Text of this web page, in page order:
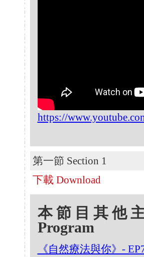
https://
第一節 Section 1
下載 Download
本節目其他
Program
《自然療法與你》-